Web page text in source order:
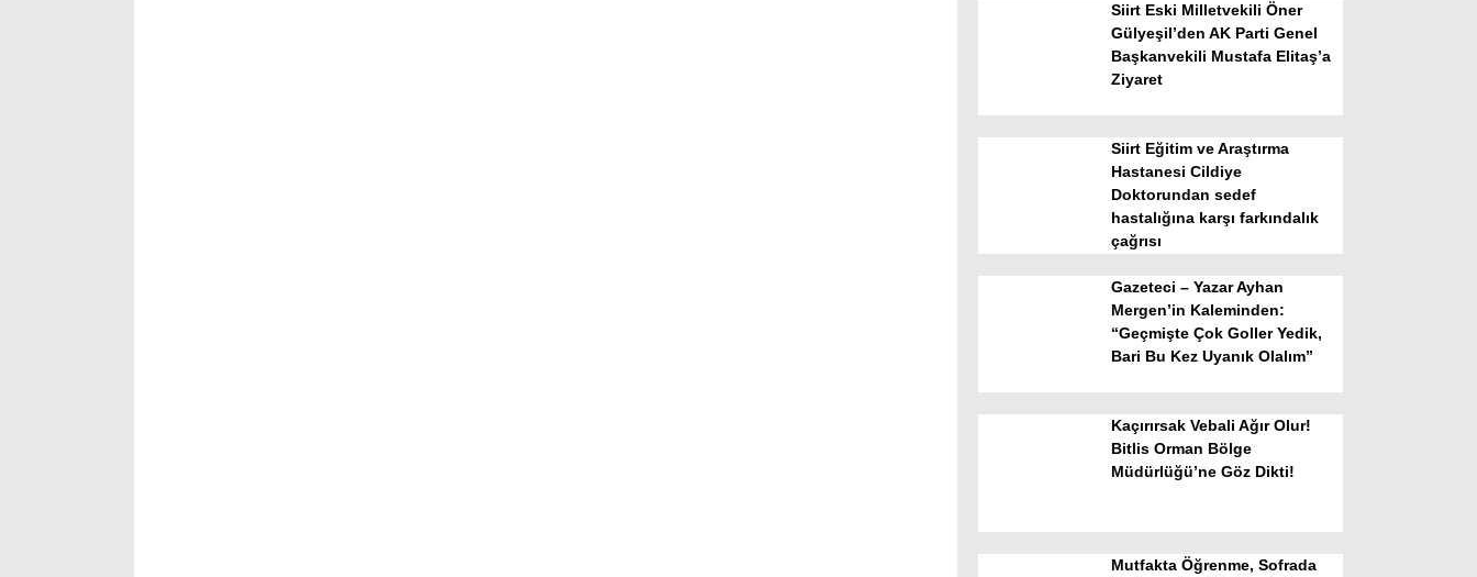
WhatsApp İhbar Hattı
Facebook
Siirt Eski Milletvekili Öner
Gülyeşil’den AK Parti Genel
Başkanvekili Mustafa Elitaş’a
Ziyaret
Siirt Eğitim ve Araştırma
Hastanesi Cildiye
Doktorundan sedef
hastalığına karşı farkındalık
çağrısı
Gazeteci – Yazar Ayhan
Mergen’in Kaleminden:
“Geçmişte Çok Goller Yedik,
Bari Bu Kez Uyanık Olalım”
Kaçırırsak Vebali Ağır Olur!
Bitlis Orman Bölge
Müdürlüğü’ne Göz Dikti!
Mutfakta Öğrenme, Sofrada